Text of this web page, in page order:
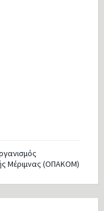
Μέριμνας (ΟΠΑΚΟΜ)